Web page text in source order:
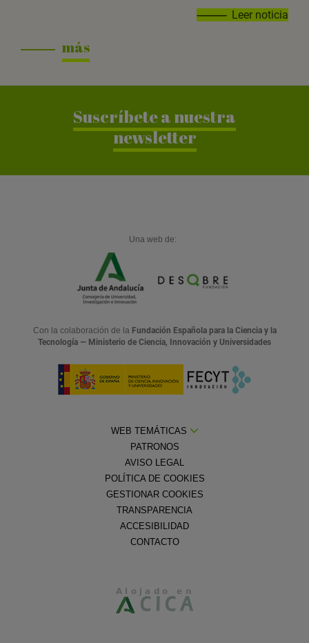
Leer noticia
más
Suscríbete a nuestra
newsletter
Una web de:
Con la colaboración de la Fundación Española para la Ciencia y la
Tecnología — Ministerio de Ciencia, Innovación y Universidades
WEB TEMÁTICAS
PATRONOS
AVISO LEGAL
POLÍTICA DE COOKIES
GESTIONAR COOKIES
TRANSPARENCIA
ACCESIBILIDAD
CONTACTO